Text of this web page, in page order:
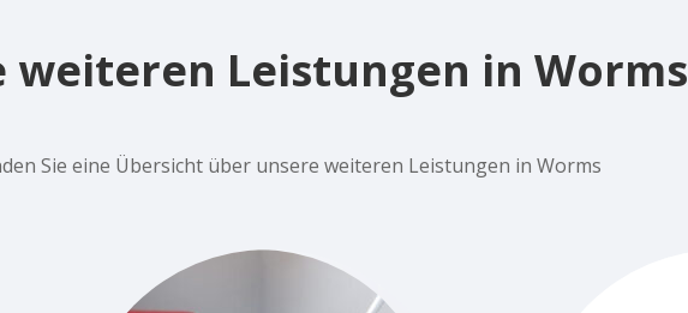
weiteren Leistungen in Worms
Sie eine Übersicht über unsere weiteren Leistungen in Worms